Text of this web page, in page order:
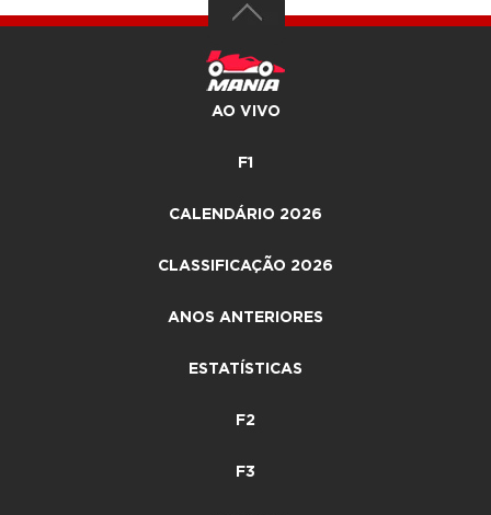
AO VIVO
F1
CALENDÁRIO 2026
CLASSIFICAÇÃO 2026
ANOS ANTERIORES
ESTATÍSTICAS
F2
F3